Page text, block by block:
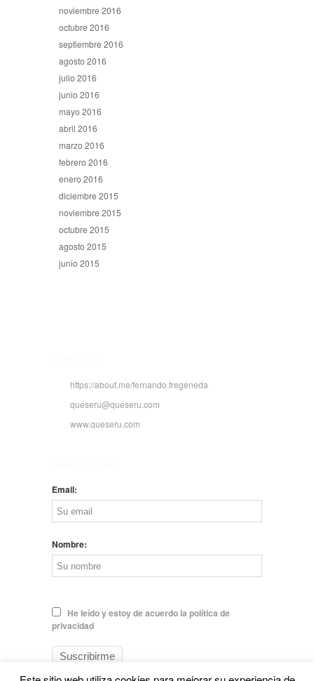
noviembre 2016
octubre 2016
septiembre 2016
agosto 2016
julio 2016
junio 2016
mayo 2016
abril 2016
marzo 2016
febrero 2016
enero 2016
diciembre 2015
noviembre 2015
octubre 2015
agosto 2015
junio 2015
https://about.me/fernando.fregeneda
queseru@queseru.com
www.queseru.com
Email:
Nombre:
He leído y estoy de acuerdo la política de
privacidad